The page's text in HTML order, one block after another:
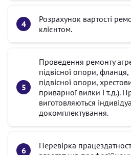
Розрахунок вартості
клієнтом.
Проведення ремонту
підвісної опори,
підвісної опори,
приварної вилки і т.д.).
виготовляються
докомплектування.
Перевірка